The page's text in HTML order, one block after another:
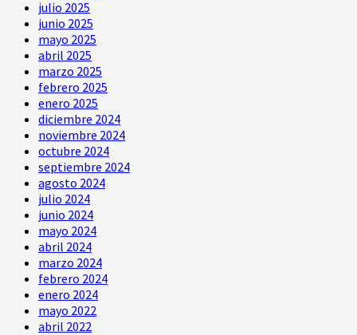
julio 2025
junio 2025
mayo 2025
abril 2025
marzo 2025
febrero 2025
enero 2025
diciembre 2024
noviembre 2024
octubre 2024
septiembre 2024
agosto 2024
julio 2024
junio 2024
mayo 2024
abril 2024
marzo 2024
febrero 2024
enero 2024
mayo 2022
abril 2022